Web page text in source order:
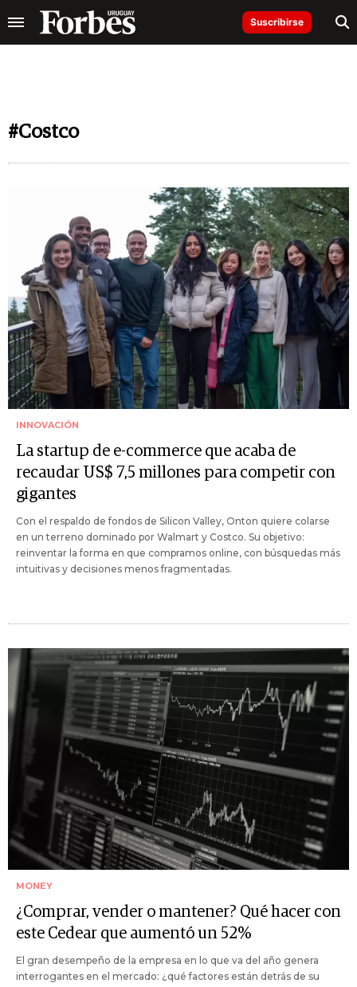
Suscribirse
#Costco
INNOVACIÓN
La startup de e-commerce que acaba de
recaudar US$ 7,5 millones para competir con
gigantes
Con el respaldo de fondos de Silicon Valley, Onton quiere colarse
en un terreno dominado por Walmart y Costco. Su objetivo:
reinventar la forma en que compramos online, con búsquedas más
intuitivas y decisiones menos fragmentadas.
MONEY
¿Comprar, vender o mantener? Qué hacer con
este Cedear que aumentó un 52%
El gran desempeño de la empresa en lo que va del año genera
interrogantes en el mercado: ¿qué factores están detrás de su